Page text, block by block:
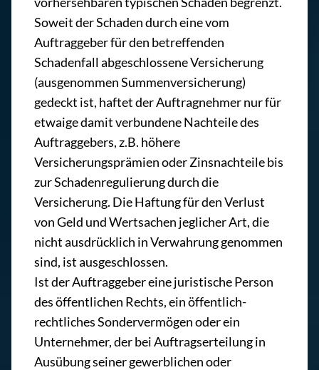
Soweit der Schaden durch eine vom
Auftraggeber für den betreffenden
Schadenfall abgeschlossene Versicherung
(ausgenommen Summenversicherung)
gedeckt ist, haftet der Auftragnehmer nur für
etwaige damit verbundene Nachteile des
Auftraggebers, z.B. höhere
Versicherungsprämien oder Zinsnachteile bis
zur Schadenregulierung durch die
Versicherung. Die Haftung für den Verlust
von Geld und Wertsachen jeglicher Art, die
nicht ausdrücklich in Verwahrung genommen
sind, ist ausgeschlossen.
Ist der Auftraggeber eine juristische Person
des öffentlichen Rechts, ein öffentlich-
rechtliches Sondervermögen oder ein
Unternehmer, der bei Auftragserteilung in
Ausübung seiner gewerblichen oder